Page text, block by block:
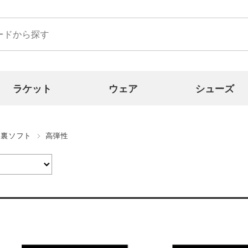
ラケット ウェア シューズ
裏ソフト 高弾性